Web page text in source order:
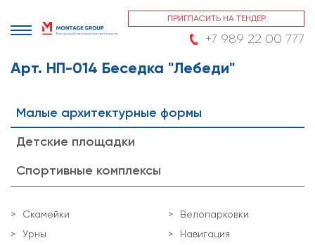
ПРИГЛАСИТЬ НА ТЕНДЕР
+7 989 22 00 777
Арт. НП-014 Беседка "Лебеди"
Малые архитектурные формы
Детские площадки
Спортивные комплексы
Скамейки
Урны
Велопарковки
Навигация